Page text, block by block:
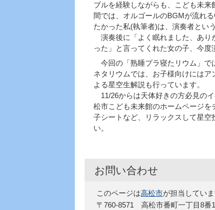
ブルを経験しながらも、こども未
間では、オルゴールのBGMが流れ
たかった私(執筆者)は、演奏者とい
演奏後に「よく眠れました、あり
った」と言ってくれた女の子、今度
今回の「熟睡プラ寝たリウム」で
ネタリウムでは、お子様向けには
よる星空生解説も行っています。
11/26からは天体好きの方必見の
松市こども未来館のホームページ
子シートなど、リラックスして星
い。
お問い合わせ
このページは高松市が担当していま
〒760-8571 高松市番町一丁目8番